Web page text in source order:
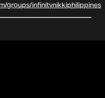
groups/infinitynikkiphilippines